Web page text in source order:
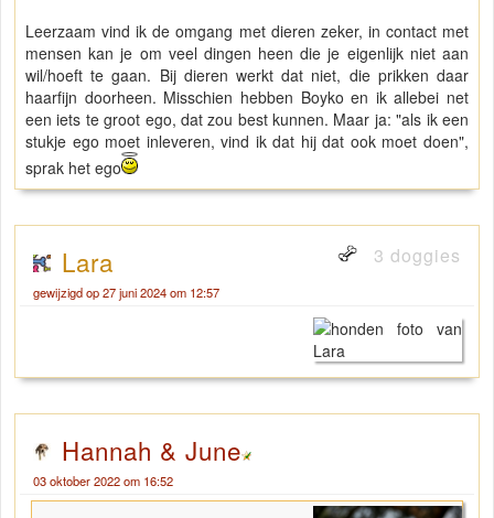
Leerzaam vind ik de omgang met dieren zeker, in contact met
mensen kan je om veel dingen heen die je eigenlijk niet aan
wil/hoeft te gaan. Bij dieren werkt dat niet, die prikken daar
haarfijn doorheen. Misschien hebben Boyko en ik allebei net
een iets te groot ego, dat zou best kunnen. Maar ja: "als ik een
stukje ego moet inleveren, vind ik dat hij dat ook moet doen",
sprak het ego
Lara 3 doggies
gewijzigd op 27 juni 2024 om 12:57
Hannah & June
03 oktober 2022 om 16:52